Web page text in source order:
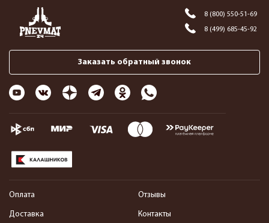
8 (800) 550-51-69
8 (499) 685-45-92
Заказать обратный звонок
Оплата
Доставка
Отзывы
Контакты